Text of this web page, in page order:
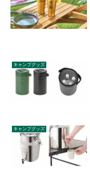
キャンプグッズ
キャンプグッズ